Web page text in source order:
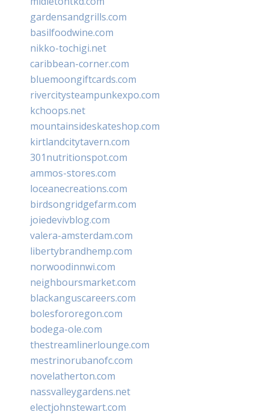
gardensandgrills.com
basilfoodwine.com
nikko-tochigi.net
caribbean-corner.com
bluemoongiftcards.com
rivercitysteampunkexpo.com
kchoops.net
mountainsideskateshop.com
kirtlandcitytavern.com
301nutritionspot.com
ammos-stores.com
loceanecreations.com
birdsongridgefarm.com
joiedevivblog.com
valera-amsterdam.com
libertybrandhemp.com
norwoodinnwi.com
neighboursmarket.com
blackanguscareers.com
bolesfororegon.com
bodega-ole.com
thestreamlinerlounge.com
mestrinorubanofc.com
novelatherton.com
nassvalleygardens.net
electjohnstewart.com